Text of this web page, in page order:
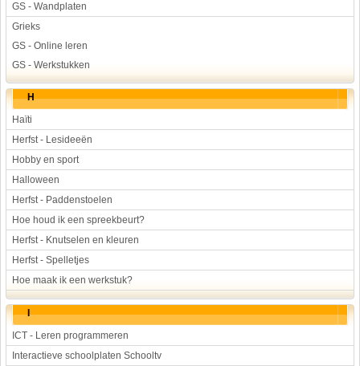
GS - Wandplaten
Grieks
GS - Online leren
GS - Werkstukken
H
Haïti
Herfst - Lesideeën
Hobby en sport
Halloween
Herfst - Paddenstoelen
Hoe houd ik een spreekbeurt?
Herfst - Knutselen en kleuren
Herfst - Spelletjes
Hoe maak ik een werkstuk?
I
ICT - Leren programmeren
Interactieve schoolplaten Schooltv